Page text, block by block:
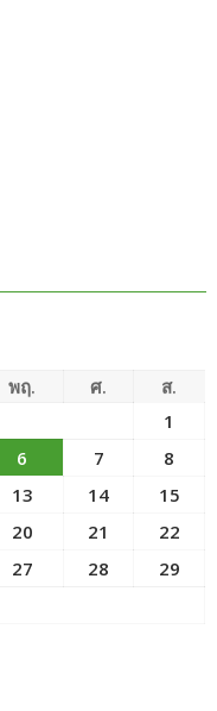
พฤ. ศ.
ส.
1
6 7
8
13 14
15
20 21
22
27 28
29